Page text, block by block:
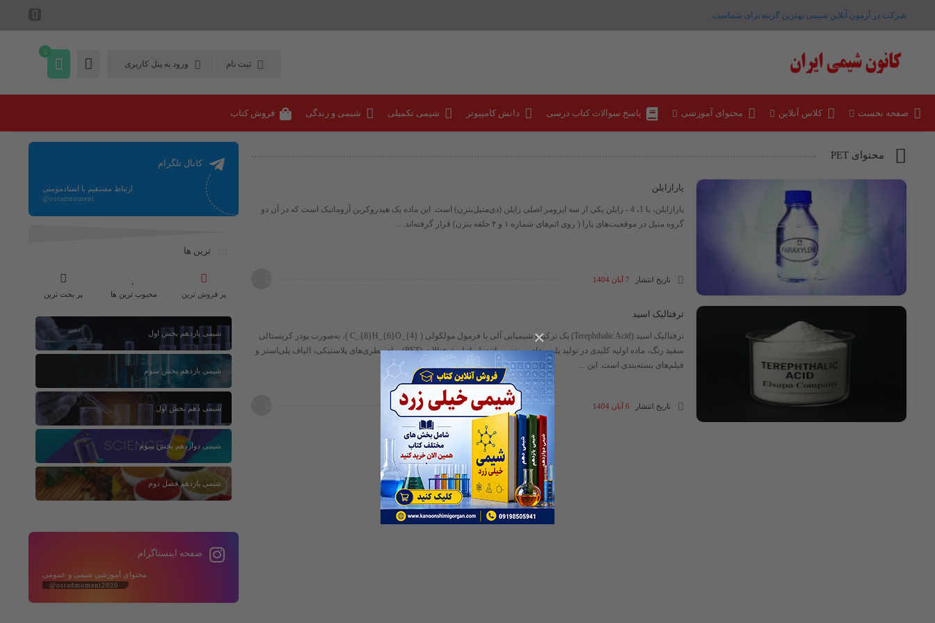
×
شرکت در آزمون آنلاین شیمی بهترین گزینه برای شماست .
ثبت نام ورود به پنل کاربری
0
صفحه نخست کلاس آنلاین محتوای آموزشی پاسخ سوالات کتاب درسی دانش کامپیوتر شیمی تکمیلی شیمی و زندگی فروش کتاب
محتوای PET
پارازایلن
پارازایلن، یا 1، 4 - زایلن یکی از سه ایزومر اصلی زایلن (دی‌متیل‌بنزن) است. این ماده یک هیدروکربن آروماتیک است که در آن دو
گروه متیل در موقعیت‌های پارا ( روی اتم‌های شماره ۱ و ۴ حلقه بنزن) قرار گرفته‌اند. ...
تاریخ انتشار 7 آبان 1404
ترفتالیک اسید
ترفتالیک اسید (Terephthalic Acid) یک ترکیب شیمیایی آلی با فرمول مولکولی ​( C_{8}H_{6}O_{4} )​، به‌صورت پودر کریستالی
سفید رنگ، ماده اولیه کلیدی در تولید پلیمرهای صنعتی مانند پلی‌اتیلن ترفتالات (PET) برای بطری‌های پلاستیکی، الیاف پلی‌استر و
فیلم‌های بسته‌بندی است. این ...
تاریخ انتشار 6 آبان 1404
کانال تلگرام
ارتباط مستقیم با استادمومنی
@ostadmomeni
ترین ها
پر فروش ترین محبوب ترین ها پر بحث ترین
شیمی یازدهم بخش اول
شیمی یازدهم بخش سوم
شیمی دهم بخش اول
شیمی دوازدهم بخش سوم
شیمی یازدهم فصل دوم
صفحه اینستاگرام
محتوای آموزشی شیمی و عمومی
@ostadmomeni2020